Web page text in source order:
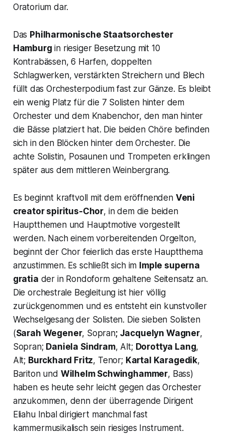
Oratorium dar.
Das Philharmonische Staatsorchester
Hamburg in riesiger Besetzung mit 10
Kontrabässen, 6 Harfen, doppelten
Schlagwerken, verstärkten Streichern und Blech
füllt das Orchesterpodium fast zur Gänze. Es bleibt
ein wenig Platz für die 7 Solisten hinter dem
Orchester und dem Knabenchor, den man hinter
die Bässe platziert hat. Die beiden Chöre befinden
sich in den Blöcken hinter dem Orchester. Die
achte Solistin, Posaunen und Trompeten erklingen
später aus dem mittleren Weinbergrang.
Es beginnt kraftvoll mit dem eröffnenden Veni
creator spiritus-Chor, in dem die beiden
Hauptthemen und Hauptmotive vorgestellt
werden. Nach einem vorbereitenden Orgelton,
beginnt der Chor feierlich das erste Hauptthema
anzustimmen. Es schließt sich im Imple superna
gratia der in Rondoform gehaltene Seitensatz an.
Die orchestrale Begleitung ist hier völlig
zurückgenommen und es entsteht ein kunstvoller
Wechselgesang der Solisten. Die sieben Solisten
(Sarah Wegener, Sopran; Jacquelyn Wagner,
Sopran; Daniela Sindram, Alt; Dorottya Lang,
Alt; Burckhard Fritz, Tenor; Kartal Karagedik,
Bariton und Wilhelm Schwinghammer, Bass)
haben es heute sehr leicht gegen das Orchester
anzukommen, denn der überragende Dirigent
Eliahu Inbal dirigiert manchmal fast
kammermusikalisch sein riesiges Instrument.